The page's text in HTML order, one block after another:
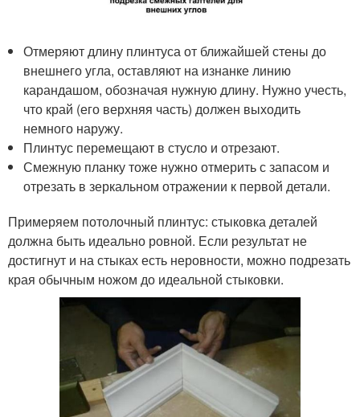
Отмеряют длину плинтуса от ближайшей стены до
внешнего угла, оставляют на изнанке линию
карандашом, обозначая нужную длину. Нужно учесть,
что край (его верхняя часть) должен выходить
немного наружу.
Плинтус перемещают в стусло и отрезают.
Смежную планку тоже нужно отмерить с запасом и
отрезать в зеркальном отражении к первой детали.
Примеряем потолочный плинтус: стыковка деталей
должна быть идеально ровной. Если результат не
достигнут и на стыках есть неровности, можно подрезать
края обычным ножом до идеальной стыковки.